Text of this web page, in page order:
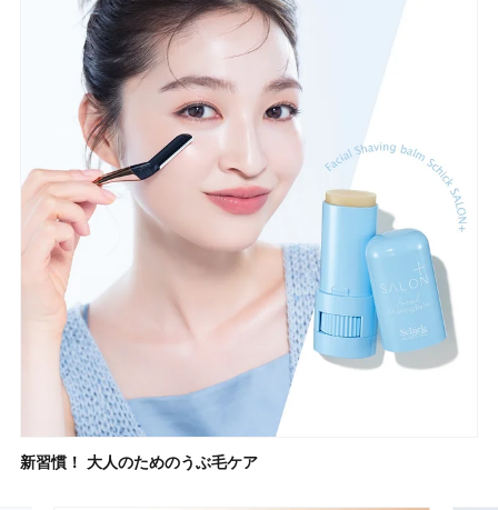
新習慣！ 大人のためのうぶ毛ケア